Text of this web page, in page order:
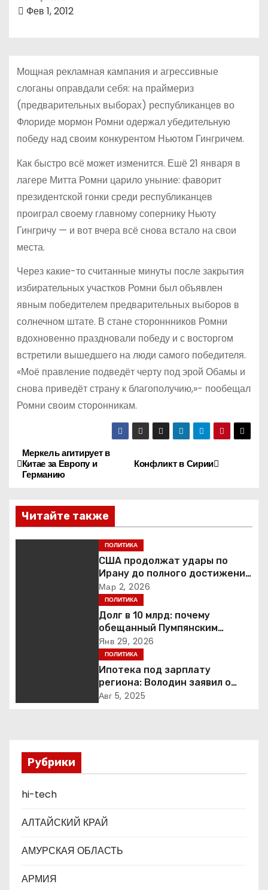
Фев 1, 2012
Мощная рекламная кампания и агрессивные
слоганы оправдали себя: на праймериз
(предварительных выборах) республиканцев во
Флориде мормон Ромни одержал убедительную
победу над своим конкурентом Ньютом Гингричем.
Как быстро всё может изменится. Ешё 21 января в
лагере Митта Ромни царило уныние: фаворит
президентской гонки среди республиканцев
проиграл своему главному сопернику Ньюту
Гингричу — и вот вчера всё снова встало на свои
места.
Через какие-то считанные минуты после закрытия
избирательных участков Ромни был объявлен
явным победителем предварительных выборов в
солнечном штате. В стане стороннников Ромни
вдохновенно праздновали победу и с восторгом
встретили вышедшего на люди самого победителя.
«Моё правление подведёт черту под эрой Обамы и
снова приведёт страну к благополучию,»- пообещал
Ромни своим сторонникам.
Н
а
в
и
п
Конфликт в Сирии
Меркель агитирует в
Китае за Европу и
Германию
Читайте также
ПОЛИТИКА
США продолжат удары по
Ирану до полного достижения
целей — Трамп
Мар 2, 2026
ПОЛИТИКА
Долг в 10 млрд: почему
обещанный Пумпянским
научный центр в
Екатеринбурге так и не
построен
Янв 29, 2026
ПОЛИТИКА
Ипотека под зарплату
региона: Володин заявил о
планах дифференцировать
Авг 5, 2025
Рубрики
hi-tech
АЛТАЙСКИЙ КРАЙ
АМУРСКАЯ ОБЛАСТЬ
АРМИЯ